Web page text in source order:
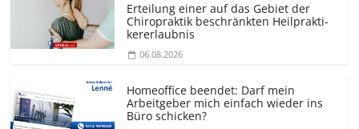
Erteilung einer auf das Gebiet der
Chiropraktik beschränkten Heilprakti­
kererlaubnis
06.08.2026
Homeoffice beendet: Darf mein
Arbeitgeber mich einfach wieder ins
Büro schicken?